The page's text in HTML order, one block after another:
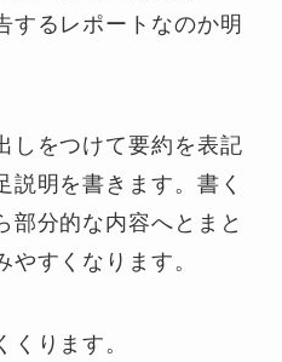
するレポートなのか明
しをつけて要約を表記
説明を書きます。書く
部分的な内容へとまと
すくなります。
ります。